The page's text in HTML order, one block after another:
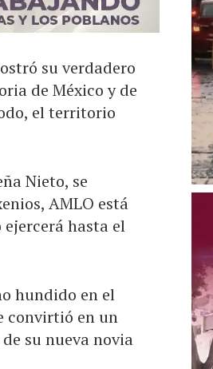
su verdadero
de México y de
el territorio
Nieto, se
AMLO está
hasta el
hundido en el
convirtió en un
su nueva novia